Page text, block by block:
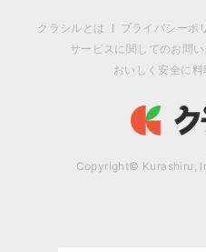
クラシルとは プライバシーポ
サービスに関してのお問
おいしく安全に
Copyright© Kurashiru,